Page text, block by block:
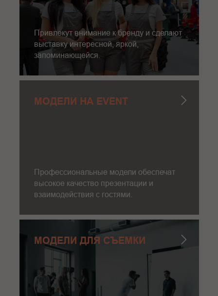
Привлекут внимание к бренду и сделают
выставку интересной, яркой,
запоминающейся.
МОДЕЛИ НА EVENT
Профессиональные модели обеспечат
высокое качество презентации и
взаимодействия с гостями.
МОДЕЛИ ДЛЯ СЪЕМКИ